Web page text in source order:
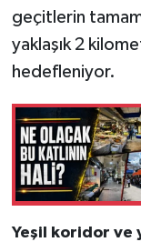
geçitlerin
yaklaşık 2
hedefleniyor.
Yeşil koridor ve